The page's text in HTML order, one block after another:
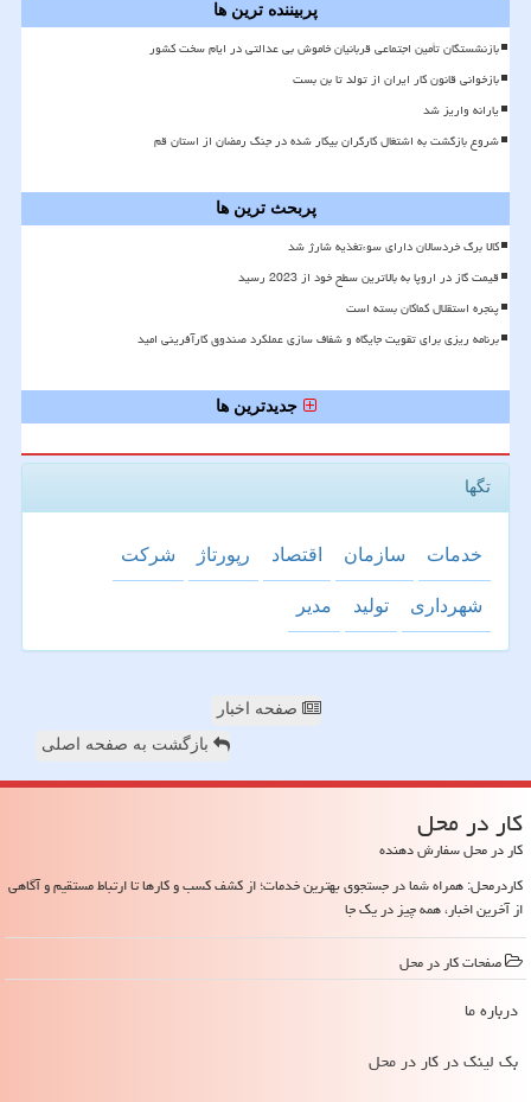
پربیننده ترین ها
بازنشستگان تأمین اجتماعی قربانیان خاموش بی عدالتی در ایام سخت کشور
بازخوانی قانون کار ایران از تولد تا بن بست
یارانه واریز شد
شروع بازگشت به اشتغال کارگران بیکار شده در جنگ رمضان از استان قم
پربحث ترین ها
کالا برگ خردسالان دارای سوءتغذیه شارژ شد
قیمت گاز در اروپا به بالاترین سطح خود از 2023 رسید
پنجره استقلال کماکان بسته است
برنامه ریزی برای تقویت جایگاه و شفاف سازی عملکرد صندوق کارآفرینی امید
جدیدترین ها
تگها
خدمات سازمان اقتصاد رپورتاژ شركت
شهرداری تولید مدیر
صفحه اخبار
بازگشت به صفحه اصلی
كار در محل
کار در محل سفارش دهنده
کاردرمحل: همراه شما در جستجوی بهترین خدمات؛ از کشف کسب و کارها تا ارتباط مستقیم و آگاهی
از آخرین اخبار، همه چیز در یک جا
صفحات كار در محل
درباره ما
بک لینک در كار در محل